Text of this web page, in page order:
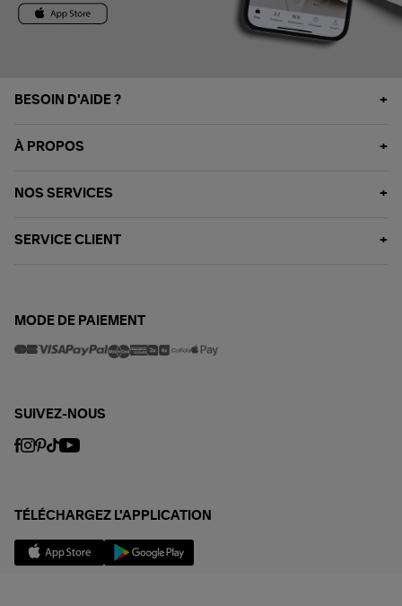
BESOIN D'AIDE ?
À PROPOS
NOS SERVICES
SERVICE CLIENT
MODE DE PAIEMENT
SUIVEZ-NOUS
TÉLÉCHARGEZ L'APPLICATION